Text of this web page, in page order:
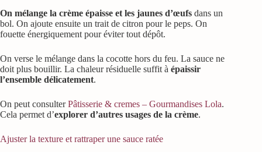
On mélange la crème épaisse et les jaunes d’œufs dans un
bol. On ajoute ensuite un trait de citron pour le peps. On
fouette énergiquement pour éviter tout dépôt.
On verse le mélange dans la cocotte hors du feu. La sauce ne
doit plus bouillir. La chaleur résiduelle suffit à épaissir
l’ensemble délicatement.
On peut consulterPâtisserie & cremes – Gourmandises Lola.
Cela permet d’explorer d’autres usages de la crème.
Ajuster la texture et rattraper une sauce ratée